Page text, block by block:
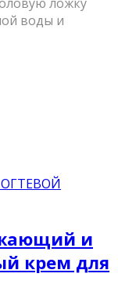
воды и
и
крем для